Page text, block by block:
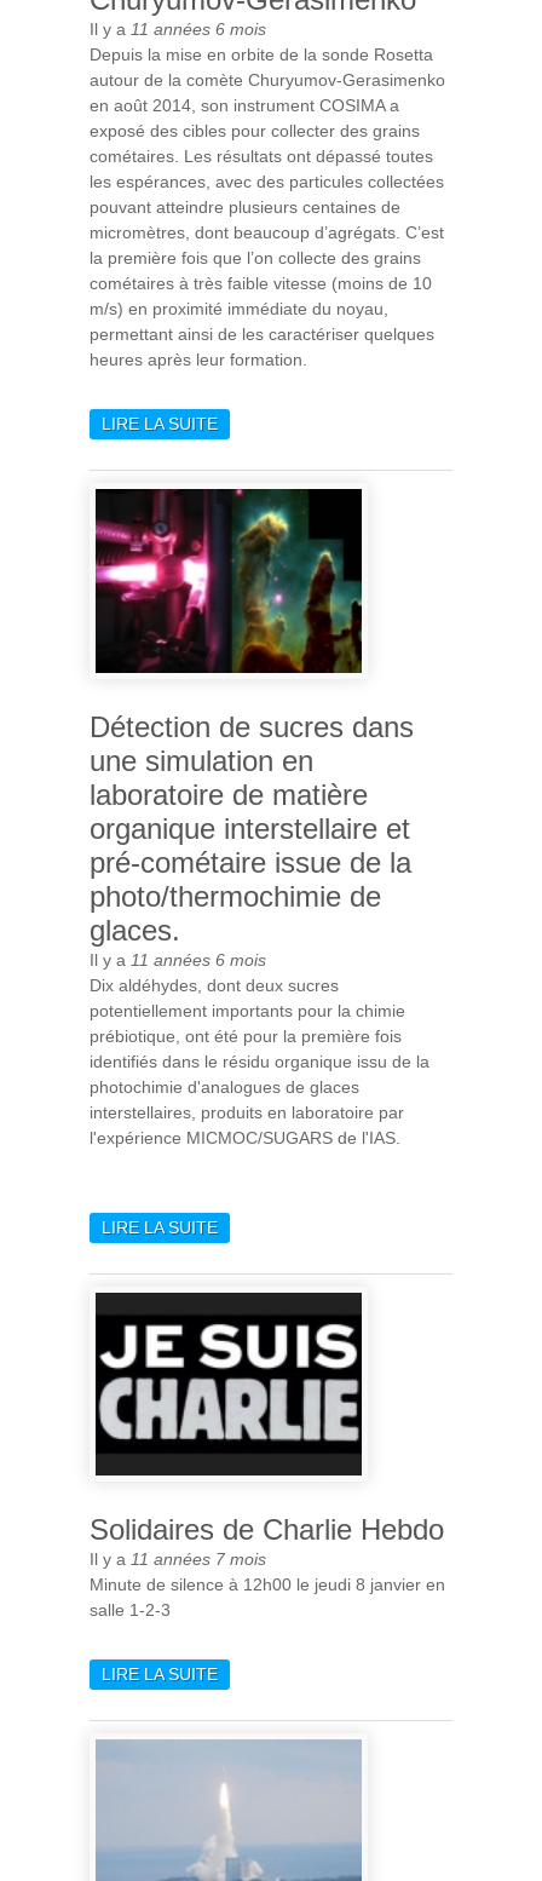
Il y a 11 années 6 mois
Depuis la mise en orbite de la sonde Rosetta
autour de la comète Churyumov-Gerasimenko
en août 2014, son instrument COSIMA a
exposé des cibles pour collecter des grains
cométaires. Les résultats ont dépassé toutes
les espérances, avec des particules collectées
pouvant atteindre plusieurs centaines de
micromètres, dont beaucoup d’agrégats. C’est
la première fois que l’on collecte des grains
cométaires à très faible vitesse (moins de 10
m/s) en proximité immédiate du noyau,
permettant ainsi de les caractériser quelques
heures après leur formation.
LIRE LA SUITEDE DES AGRÉGATS
PAR LA CAMÉRA
COSISCOPE DE
L’INSTRUMENT COSIMA À
PROXIMITÉ DE LA COMÈTE
CHURYUMOV-
GERASIMENKO
Détection de sucres dans
une simulation en
laboratoire de matière
organique interstellaire et
pré-cométaire issue de la
photo/thermochimie de
glaces.
Il y a 11 années 6 mois
Dix aldéhydes, dont deux sucres
potentiellement importants pour la chimie
prébiotique, ont été pour la première fois
identifiés dans le résidu organique issu de la
photochimie d'analogues de glaces
interstellaires, produits en laboratoire par
l'expérience MICMOC/SUGARS de l'IAS.
LIRE LA SUITEDE DÉTECTION DE SUCRES
LABORATOIRE DE MATIÈRE
INTERSTELLAIRE ET PRÉ-
COMÉTAIRE ISSUE DE LA
PHOTO/THERMOCHIMIE DE
GLACES.
Solidaires de Charlie Hebdo
Il y a 11 années 7 mois
Minute de silence à 12h00 le jeudi 8 janvier en
salle 1-2-3
LIRE LA SUITEDE SOLIDAIRES DE CHARLIE